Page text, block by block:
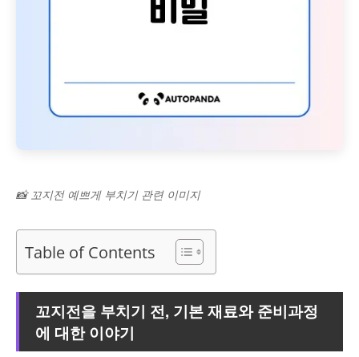
📸 꼬지전 예쁘게 부치기 관련 이미지
Table of Contents
꼬지전을 부치기 전, 기본 재료와 준비과정
에 대한 이야기